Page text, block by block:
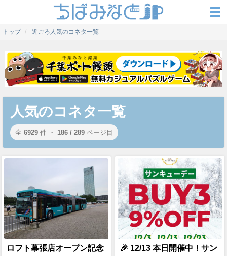
トップ 近ごろ人気のコネタ一覧
人気のコネタ一覧
全 6929 件 ・ 186 / 289 ページ目
ロフト幕張店オープン記念
🎉 12/13 本日開催中！サン